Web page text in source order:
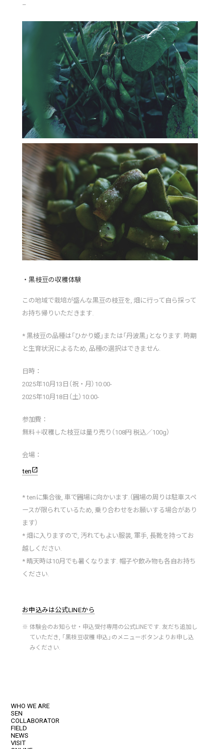
–
・黒枝豆の収穫体験
この地域で栽培が盛んな黒豆の枝豆を, 畑に行って自ら採って
お持ち帰りいただきます.
* 黒枝豆の品種は「ひかり姫」または「丹波黒」となります. 時期
と生育状況によるため, 品種の選択はできません.
日時：
2025年10月13日（祝・月）10:00-
2025年10月18日（土）10:00-
参加費：
無料＋収穫した枝豆は量り売り（108円 税込／100g）
会場：
tenopen_in_new
* tenに集合後, 車で圃場に向かいます.（圃場の周りは駐車スペ
ースが限られているため, 乗り合わせをお願いする場合があり
ます）
* 畑に入りますので, 汚れてもよい服装, 軍手, 長靴を持ってお
越しください.
* 晴天時は10月でも暑くなります. 帽子や飲み物も各自お持ち
ください.
お申込みは公式LINEから
※ 体験会のお知らせ・申込受付専用の公式LINEです. 友だち追加し
ていただき, 「黒枝豆収穫 申込」のメニューボタンよりお申し込
みください.
WHO WE ARE
SEN
COLLABORATOR
FIELD
NEWS
VISIT